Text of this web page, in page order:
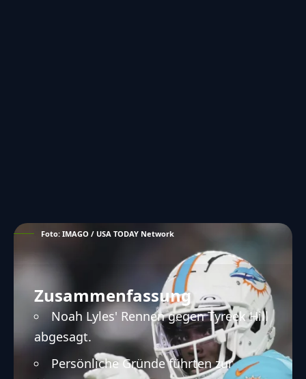
Foto: IMAGO / USA TODAY Network
Zusammenfassung
Noah Lyles' Rennen gegen Tyreek Hill
abgesagt.
Persönliche Gründe führten zur